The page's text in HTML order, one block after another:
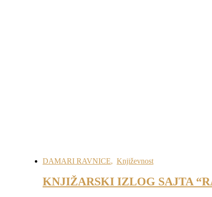
DAMARI RAVNICE, Književnost
KNJIŽARSKI IZLOG SAJTA